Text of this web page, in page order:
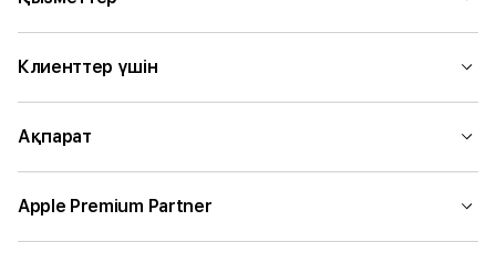
Клиенттер үшін
Ақпарат
Apple Premium Partner